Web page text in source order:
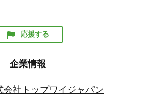
応援する
企業情報
会社トップワイジャパン